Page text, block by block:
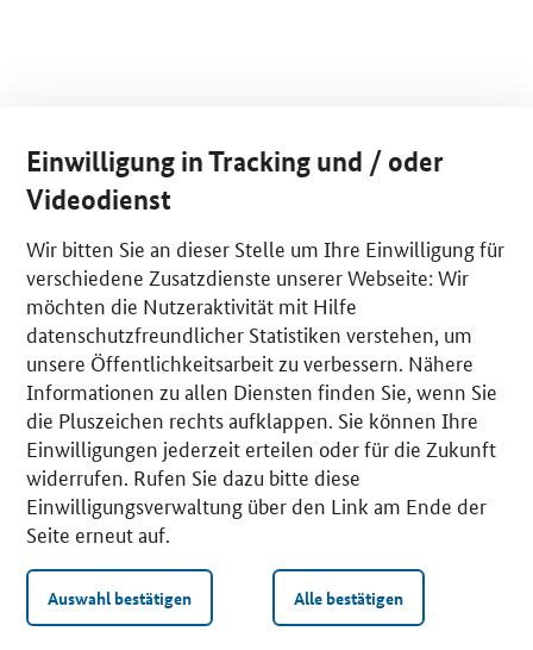
Einwilligung in Tracking und / oder
Videodienst
Wir bitten Sie an dieser Stelle um Ihre Einwilligung für
verschiedene Zusatzdienste unserer Webseite: Wir
möchten die Nutzeraktivität mit Hilfe
datenschutzfreundlicher Statistiken verstehen, um
unsere Öffentlichkeitsarbeit zu verbessern. Nähere
Informationen zu allen Diensten finden Sie, wenn Sie
die Pluszeichen rechts aufklappen. Sie können Ihre
Einwilligungen jederzeit erteilen oder für die Zukunft
widerrufen. Rufen Sie dazu bitte diese
Einwilligungsverwaltung über den Link am Ende der
Seite erneut auf.
Auswahl bestätigen Alle bestätigen